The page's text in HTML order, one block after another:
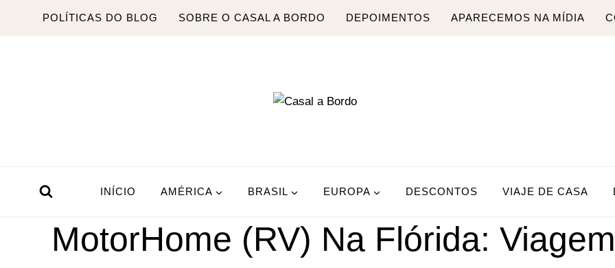
POLÍTICAS DO BLOG SOBRE O CASAL A BORDO DEPOIMENTOS APARECEMOS NA MÍDIA
INÍCIO AMÉRICA BRASIL EUROPA DESCONTOS VIAJE DE CASA
MotorHome (RV) Na Flórida: